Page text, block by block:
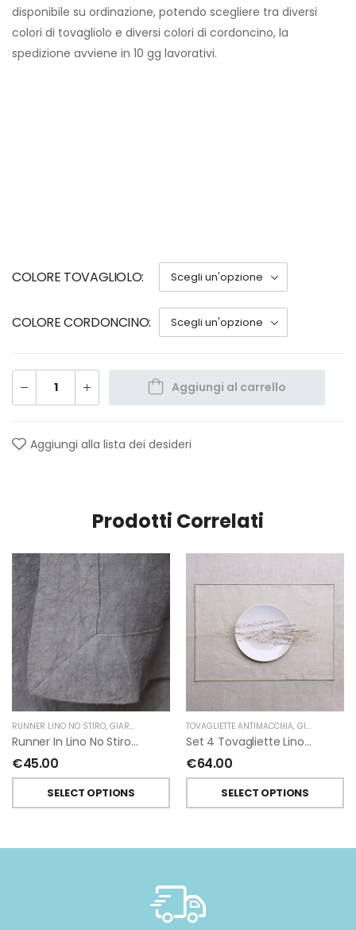
disponibile su ordinazione, potendo scegliere tra diversi
colori di tovagliolo e diversi colori di cordoncino, la
spedizione avviene in 10 gg lavorativi.
COLORE TOVAGLIOLO
COLORE CORDONCINO
Aggiungi al carrello
Aggiungi alla lista dei desideri
Prodotti Correlati
RUNNER LINO NO STIRO, GIARDINO SEGRETO
Runner In Lino No Stiro Di Giardino Segreto
€45.00
SELECT OPTIONS
TOVAGLIETTE ANTIMACCHIA, GIARDINO SEGRETO
Set 4 Tovagliette Lino Antimacchia Resinato Giardino Segreto
€64.00
SELECT OPTIONS